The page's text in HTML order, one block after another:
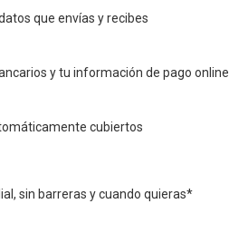
que envías y recibes
y tu información de pago online
cubiertos
sin barreras y cuando quieras*